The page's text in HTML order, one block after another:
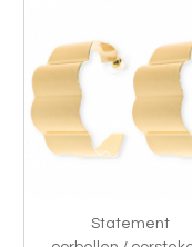
Statement